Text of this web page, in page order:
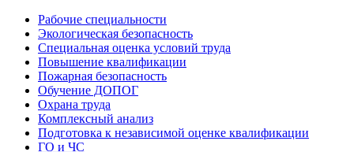
Рабочие специальности
Экологическая безопасность
Специальная оценка условий труда
Повышение квалификации
Пожарная безопасность
Обучение ДОПОГ
Охрана труда
Комплексный анализ
Подготовка к независимой оценке квалификации
ГО и ЧС